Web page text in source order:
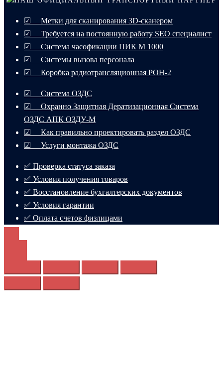
☑ Метки для сканирования 3D-сканером
☑ Требуется на постоянную работу SEO специалист
☑ Система часофикации ПИК М 1000
☑ Системы вызова персонала
☑ Коробка радиотрансляционная РОН-2
☑ Система ОЗДС
☑ Охранно Защитная Дератизационная Система
ОЗДС АПК ОЗДУ-М
☑ Как правильно проектировать раздел ОЗДС
☑ Услуги монтажа ОЗДС
✅ Проверка статуса заказа
✅ Условия получения товаров
✅ Восстановление бухгалтерских документов
✅ Условия гарантии
✅ Оплата счетов физлицами